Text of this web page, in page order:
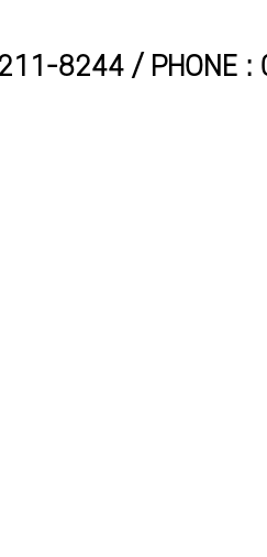
8244 / PHONE